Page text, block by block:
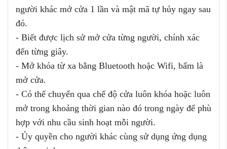
người khác mở cửa 1 lần và mật mã tự hủy ngay sau
đó.
- Biết được lịch sử mở cửa từng người, chính xác
đến từng giây.
- Mở khóa từ xa bằng Bluetooth hoặc Wifi, bấm là
mở cửa.
- Có thể chuyển qua chế độ cửa luôn khóa hoặc luôn
mở trong khoảng thời gian nào đó trong ngày để phù
hợp với nhu cầu sinh hoạt mỗi người.
- Ủy quyền cho người khác cùng sử dụng ứng dụng